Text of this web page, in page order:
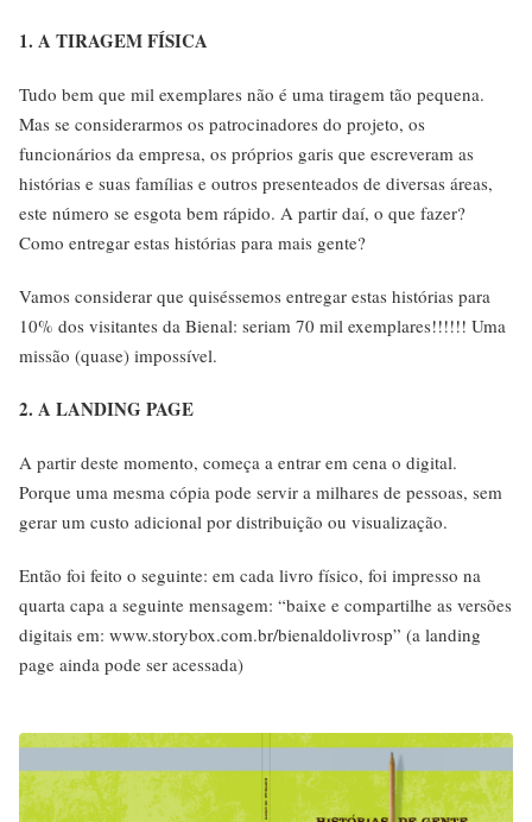
1. A TIRAGEM FÍSICA
Tudo bem que mil exemplares não é uma tiragem tão pequena.
Mas se considerarmos os patrocinadores do projeto, os
funcionários da empresa, os próprios garis que escreveram as
histórias e suas famílias e outros presenteados de diversas áreas,
este número se esgota bem rápido. A partir daí, o que fazer?
Como entregar estas histórias para mais gente?
Vamos considerar que quiséssemos entregar estas histórias para
10% dos visitantes da Bienal: seriam 70 mil exemplares!!!!!! Uma
missão (quase) impossível.
2. A LANDING PAGE
A partir deste momento, começa a entrar em cena o digital.
Porque uma mesma cópia pode servir a milhares de pessoas, sem
gerar um custo adicional por distribuição ou visualização.
Então foi feito o seguinte: em cada livro físico, foi impresso na
quarta capa a seguinte mensagem: “baixe e compartilhe as versões
digitais em: www.storybox.com.br/bienaldolivrosp” (a landing
page ainda pode ser acessada)